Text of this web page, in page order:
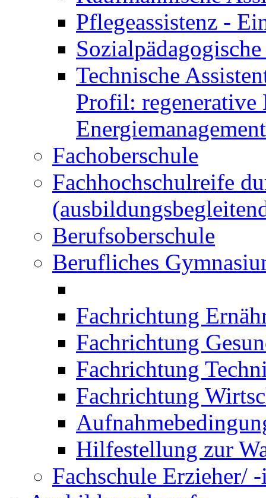
Pflegeassistenz -
Technische
Profil: regenerative
Energiemanagement
Fachoberschule
Fachhochschulreife
Berufsoberschule
Berufliches
Fachrichtung
Fachrichtung
Fachrichtung
Fachrichtung
Hilfestellung zur
Fachschule Erzieher/